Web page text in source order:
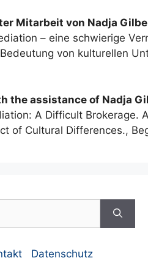
Mitarbeit von Nadja
– eine schwierige
von kulturellen
the assistance of Nadja
A Difficult Brokerage.
of Cultural Differences.,
Datenschutz